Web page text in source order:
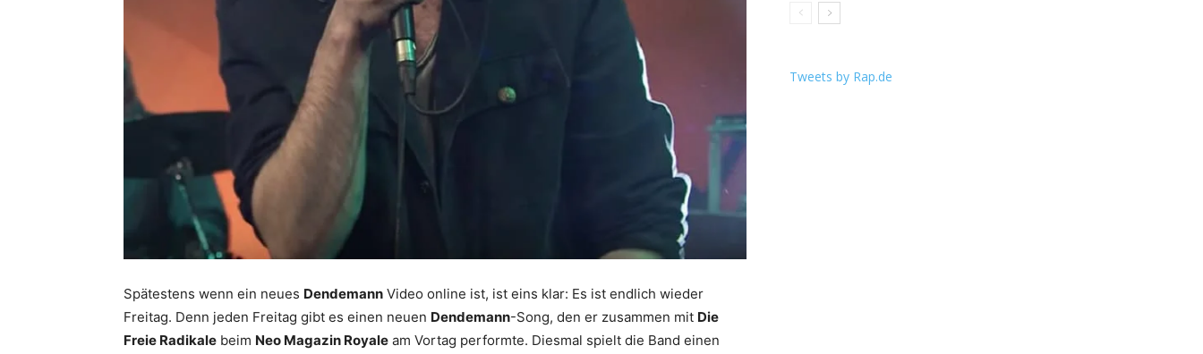
Spätestens wenn ein neues Dendemann Video online ist, ist eins klar: Es ist endlich wieder
Freitag. Denn jeden Freitag gibt es einen neuen Dendemann-Song, den er zusammen mit Die
Freie Radikale beim Neo Magazin Royale am Vortag performte. Diesmal spielt die Band einen
Tweets by Rap.de